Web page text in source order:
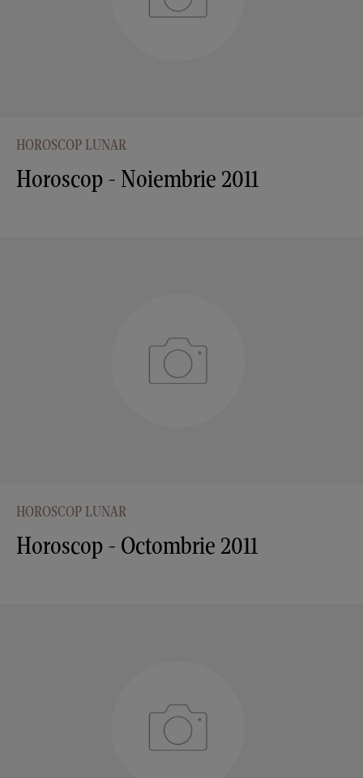
HOROSCOP LUNAR
Horoscop - Noiembrie 2011
HOROSCOP LUNAR
Horoscop - Octombrie 2011